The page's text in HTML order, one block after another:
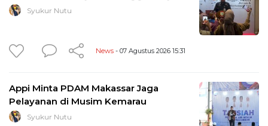
Syukur Nutu
News - 07 Agustus 2026 15:31
Appi Minta PDAM Makassar Jaga
Pelayanan di Musim Kemarau
Syukur Nutu